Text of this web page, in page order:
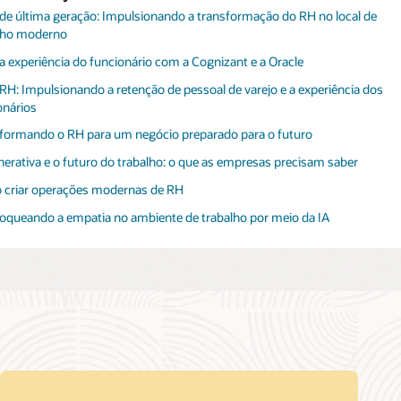
última geração: Impulsionando a transformação do RH no local de
moderno
experiência do funcionário com a Cognizant e a Oracle
Impulsionando a retenção de pessoal de varejo e a experiência dos
o RH para um negócio preparado para o futuro
e o futuro do trabalho: o que as empresas precisam saber
criar operações modernas de RH
a empatia no ambiente de trabalho por meio da IA
é reconhecida como líder no ISG Provider Lens™ 2023 com o
sobre o ecossistema Oracle Cloud e tecnologia
e Cognizant Aceleram o Início dos Estudos em Ensaios Clínicos